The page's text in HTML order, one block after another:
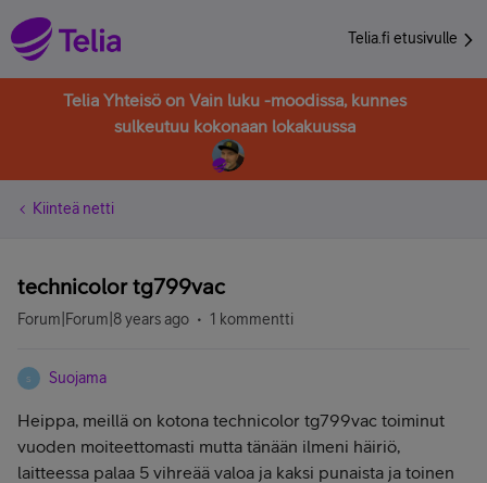
Telia.fi etusivulle
Telia Yhteisö on Vain luku -moodissa, kunnes
sulkeutuu kokonaan lokakuussa
Kiinteä netti
technicolor tg799vac
Forum|Forum|8 years ago 1 kommentti
S Suojama
Heippa, meillä on kotona technicolor tg799vac toiminut
vuoden moiteettomasti mutta tänään ilmeni häiriö,
laitteessa palaa 5 vihreää valoa ja kaksi punaista ja toinen